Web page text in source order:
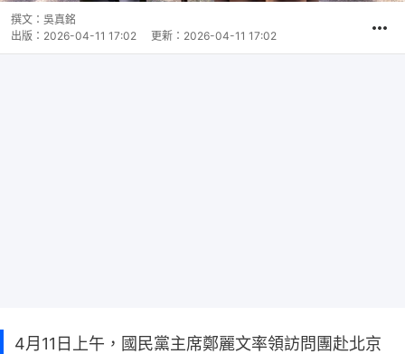
撰文： 吳真銘
出版： 2026-04-11 17:02 更新： 2026-04-11 17:02
4月11日上午，國民黨主席鄭麗文率領訪問團赴北京